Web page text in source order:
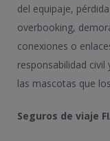
del equipaje,
overbooking,
conexiones o
responsabilidad
las mascotas que
Seguros de viaje